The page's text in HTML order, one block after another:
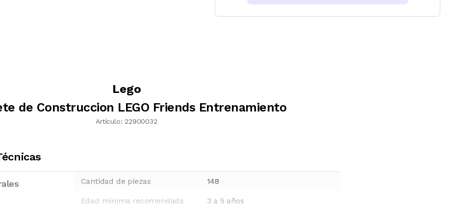
Lego
de Construccion LEGO Friends Entrenamiento
Artículo: 22900032
Cantidad de piezas 148
Edad minima recomendada 3 a 5 años